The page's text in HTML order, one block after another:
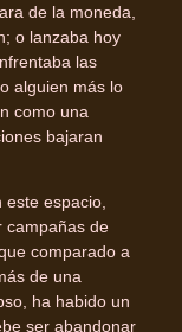
de la moneda,
o lanzaba hoy
las
alguien más lo
como una
bajaran
espacio,
campañas de
comparado a
de una
ha habido un
ser abandonar